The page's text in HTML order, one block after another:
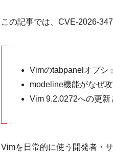
この記事では、CVE-2026-
Vimのtabpanelオプシ
modeline機能がなぜ
Vim 9.2.0272への更
Vimを日常的に使う開発者・